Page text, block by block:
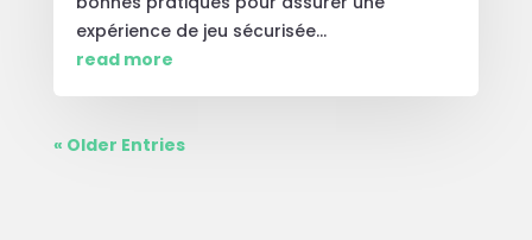
expérience de jeu sécurisée...
read more
« Older Entries